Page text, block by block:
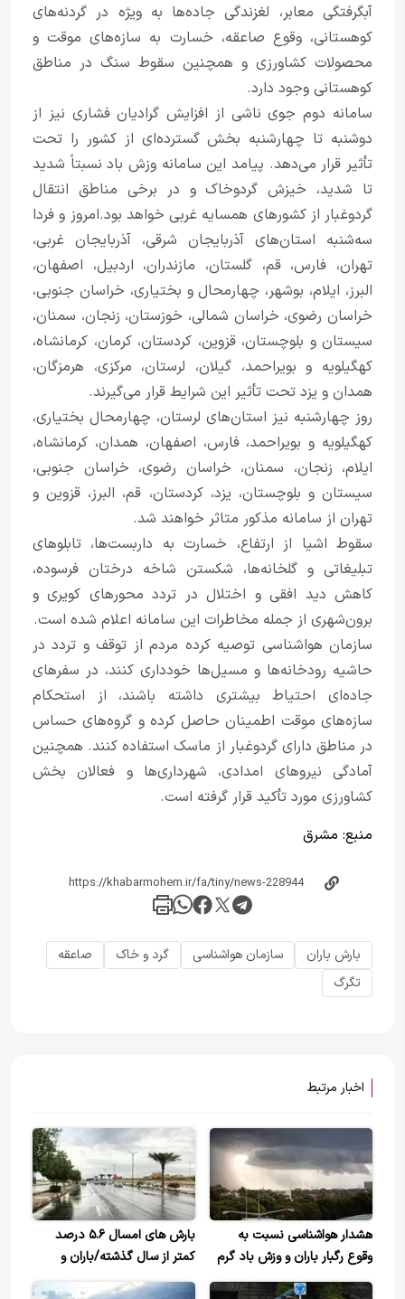
آبگرفتگی معابر، لغزندگی جاده‌ها به‌ ویژه در گردنه‌های
کوهستانی، وقوع صاعقه، خسارت به سازه‌های موقت و
محصولات کشاورزی و همچنین سقوط سنگ در مناطق
کوهستانی وجود دارد.
سامانه دوم جوی ناشی از افزایش گرادیان فشاری نیز از
دوشنبه تا چهارشنبه بخش گسترده‌ای از کشور را تحت
تأثیر قرار می‌دهد. پیامد این سامانه وزش باد نسبتاً شدید
تا شدید، خیزش گردوخاک و در برخی مناطق انتقال
گردوغبار از کشورهای همسایه غربی خواهد بود.امروز و فردا
سه‌شنبه استان‌های آذربایجان شرقی، آذربایجان غربی،
تهران، فارس، قم، گلستان، مازندران، اردبیل، اصفهان،
البرز، ایلام، بوشهر، چهارمحال و بختیاری، خراسان جنوبی،
خراسان رضوی، خراسان شمالی، خوزستان، زنجان، سمنان،
سیستان و بلوچستان، قزوین، کردستان، کرمان، کرمانشاه،
کهگیلویه و بویراحمد، گیلان، لرستان، مرکزی، هرمزگان،
همدان و یزد تحت تأثیر این شرایط قرار می‌گیرند.
روز چهارشنبه نیز استان‌های لرستان، چهارمحال بختیاری،
کهگیلویه و بویراحمد، فارس، اصفهان، همدان، کرمانشاه،
ایلام، زنجان، سمنان، خراسان رضوی، خراسان جنوبی،
سیستان و بلوچستان، یزد، کردستان، قم، البرز، قزوین و
تهران از سامانه مذکور متاثر خواهند شد.
سقوط اشیا از ارتفاع، خسارت به داربست‌ها، تابلوهای
تبلیغاتی و گلخانه‌ها، شکستن شاخه درختان فرسوده،
کاهش دید افقی و اختلال در تردد محورهای کویری و
برون‌شهری از جمله مخاطرات این سامانه اعلام شده است.
سازمان هواشناسی توصیه کرده مردم از توقف و تردد در
حاشیه رودخانه‌ها و مسیل‌ها خودداری کنند، در سفرهای
جاده‌ای احتیاط بیشتری داشته باشند، از استحکام
سازه‌های موقت اطمینان حاصل کرده و گروه‌های حساس
در مناطق دارای گردوغبار از ماسک استفاده کنند. همچنین
آمادگی نیروهای امدادی، شهرداری‌ها و فعالان بخش
کشاورزی مورد تأکید قرار گرفته است.
منبع: مشرق
بارش باران سازمان هواشناسی گرد و خاک
صاعقه
تگرگ
اخبار مرتبط
هشدار هواشناسی نسبت به
وقوع رگبار باران و وزش باد گرم
بارش های امسال ۵.۶ درصد
کمتر از سال گذشته/باران و
کاهش دما در شمال